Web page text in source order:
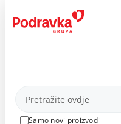
content
Proizvodi
Samo novi proizvodi